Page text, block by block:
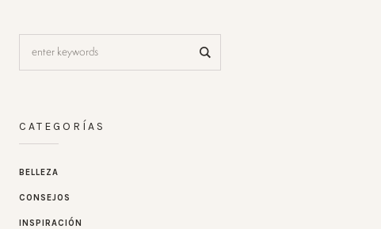
CATEGORÍAS
BELLEZA
CONSEJOS
INSPIRACIÓN